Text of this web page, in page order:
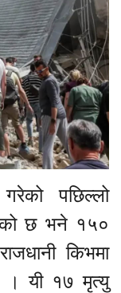
पछिल्लो
छ भने १५०
किभमा
। यी १७ मृत्यु